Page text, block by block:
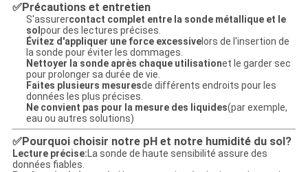
✅Précautions et entretien
S'assurercontact complet entre la sonde métallique et le
sol pour des lectures précises.
Évitez d'appliquer une force excessivelors de l'insertion de
la sonde pour éviter les dommages.
Nettoyer la sonde après chaque utilisationet le garder sec
pour prolonger sa durée de vie.
Faites plusieurs mesuresde différents endroits pour les
données les plus précises.
Ne convient pas pour la mesure des liquides(par exemple,
eau ou autres solutions)
✅Pourquoi choisir notre pH et notre humidité du sol?
Lecture précise:La sonde de haute sensibilité assure des
données fiables.